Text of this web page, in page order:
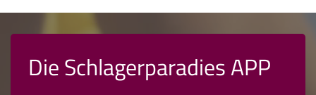
Die Schlagerparadies APP